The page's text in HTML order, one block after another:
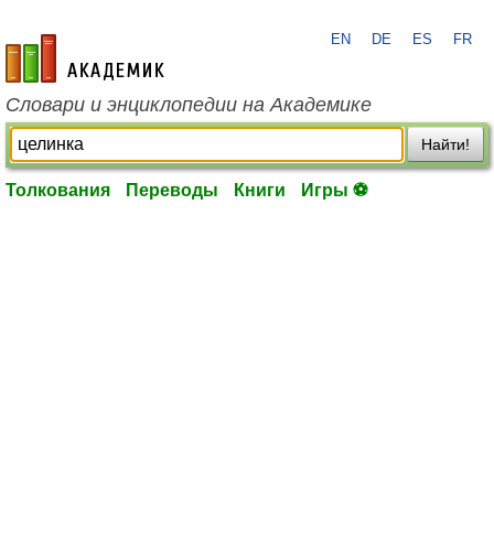
academic.ru
EN DE ES FR
Словари и энциклопедии на Академике
Найти!
Толкования Переводы Книги Игры ⚽